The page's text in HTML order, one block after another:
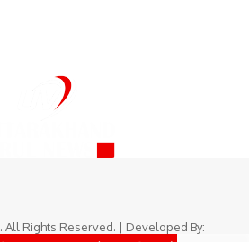
All Rights Reserved. | Developed By: